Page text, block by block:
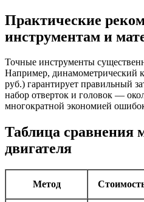
Практические
инструментам и
Точные инструменты
Например, динамометрический
руб.) гарантирует правильный
набор отверток и головок —
многократной экономией
Таблица сравнения
двигателя
Метод